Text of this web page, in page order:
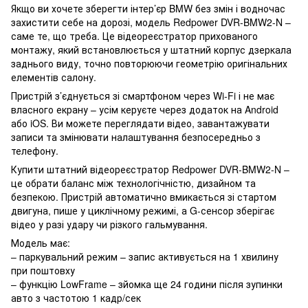
Якщо ви хочете зберегти інтер’єр BMW без змін і водночас
захистити себе на дорозі, модель Redpower DVR-BMW2-N –
саме те, що треба. Це відеореєстратор прихованого
монтажу, який встановлюється у штатний корпус дзеркала
заднього виду, точно повторюючи геометрію оригінальних
елементів салону.
Пристрій з’єднується зі смартфоном через Wi-Fi і не має
власного екрану – усім керуєте через додаток на Android
або iOS. Ви можете переглядати відео, завантажувати
записи та змінювати налаштування безпосередньо з
телефону.
Купити штатний відеореєстратор Redpower DVR-BMW2-N –
це обрати баланс між технологічністю, дизайном та
безпекою. Пристрій автоматично вмикається зі стартом
двигуна, пише у циклічному режимі, а G-сенсор зберігає
відео у разі удару чи різкого гальмування.
Модель має:
– паркувальний режим – запис активується на 1 хвилину
при поштовху
– функцію LowFrame – зйомка ще 24 години після зупинки
авто з частотою 1 кадр/сек